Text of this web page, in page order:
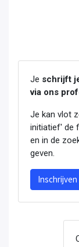
Je schrijft
via ons
Je kan vlot
initiatief' de
en in de
geven.
Inschrijven